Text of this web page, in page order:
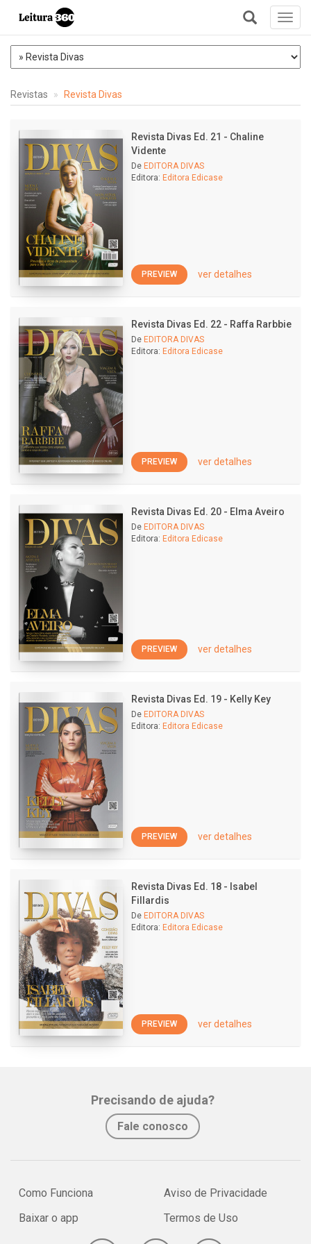
+
Revistas Revista Divas
Revista Divas Ed. 21 - Chaline
Vidente
De EDITORA DIVAS
Editora: Editora Edicase
PREVIEW ver detalhes
Revista Divas Ed. 22 - Raffa Rarbbie
De EDITORA DIVAS
Editora: Editora Edicase
PREVIEW ver detalhes
Revista Divas Ed. 20 - Elma Aveiro
De EDITORA DIVAS
Editora: Editora Edicase
PREVIEW ver detalhes
Revista Divas Ed. 19 - Kelly Key
De EDITORA DIVAS
Editora: Editora Edicase
PREVIEW ver detalhes
Revista Divas Ed. 18 - Isabel
Fillardis
De EDITORA DIVAS
Editora: Editora Edicase
PREVIEW ver detalhes
Precisando de ajuda?
Fale conosco
Como Funciona
Baixar o app
Aviso de Privacidade
Termos de Uso